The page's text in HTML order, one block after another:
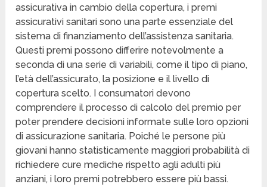
assicurativa in cambio della copertura, i premi
assicurativi sanitari sono una parte essenziale del
sistema di finanziamento dell’assistenza sanitaria.
Questi premi possono differire notevolmente a
seconda di una serie di variabili, come il tipo di piano,
l’età dell’assicurato, la posizione e il livello di
copertura scelto. I consumatori devono
comprendere il processo di calcolo del premio per
poter prendere decisioni informate sulle loro opzioni
di assicurazione sanitaria. Poiché le persone più
giovani hanno statisticamente maggiori probabilità di
richiedere cure mediche rispetto agli adulti più
anziani, i loro premi potrebbero essere più bassi.